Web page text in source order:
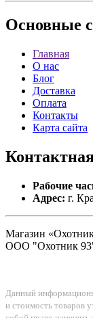
Основные
Главная
О нас
Блог
Доставка
Оплата
Контакты
Карта сайта
Рабочие
Адрес: г.
Магазин
ООО "Охотник
Данный
и стоимость товаров